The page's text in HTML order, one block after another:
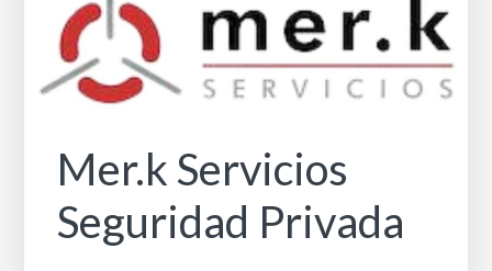
Mer.k Servicios
Seguridad Privada